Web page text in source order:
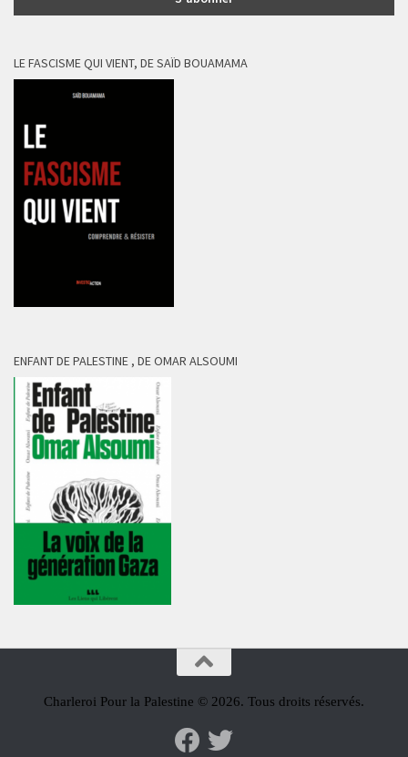
LE FASCISME QUI VIENT, DE SAÏD BOUAMAMA
ENFANT DE PALESTINE , DE OMAR ALSOUMI
Charleroi Pour la Palestine © 2026. Tous droits réservés.